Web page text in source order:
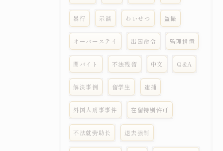
暴行 示談 わいせつ 盗撮
オーバーステイ 出国命令 監理措置
闇バイト 不法残留 中文 Q&A
解決事例 留学生 逮捕
外国人刑事事件 在留特别许可
不法就劳助长 退去强制